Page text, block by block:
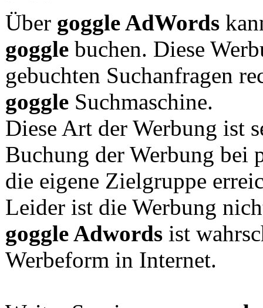
Über goggle AdWords
gogglebuchen. Diese
gebuchten Suchanfragen
goggleSuchmaschine.
Diese Art der Werbung ist
Buchung der Werbung bei
die eigene Zielgruppe
Leider ist die Werbung
goggle Adwordsist
Werbeform in Internet.